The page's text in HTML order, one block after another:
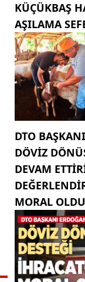
KÜÇÜKBAŞ
AŞILAMA
DTO
DÖVIZ
DEVAM
MORAL OLDU